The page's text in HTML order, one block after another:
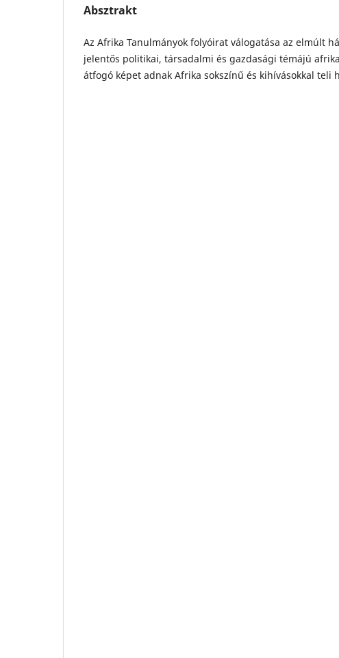
Absztrakt
Az Afrika Tanulmányok folyóirat válogatása az elmúlt
jelentős politikai, társadalmi és gazdasági témájú
átfogó képet adnak Afrika sokszínű és kihívásokkal teli